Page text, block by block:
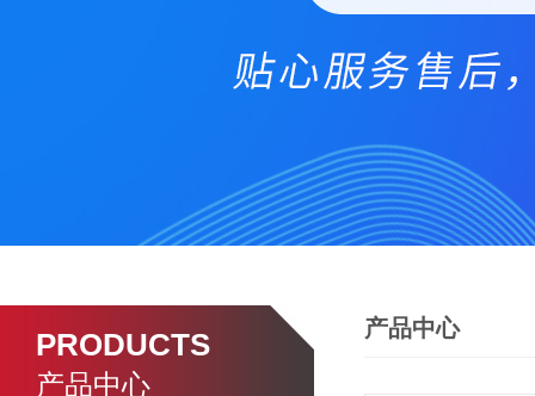
PRODUCTS
产品中心
产品中心